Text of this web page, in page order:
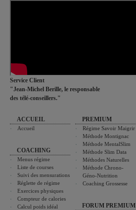
Service Client
"Jean-Michel Berille, le responsable
des télé-conseillers."
ACCUEIL
Accueil
COACHING
Menus régime
Liste de courses
Suivi des mensurations
Réglette de régime
Exercices physiques
Compteur de calories
Calcul poids idéal
PREMIUM
Régime Savoir Maigrir
Méthode Montignac
Méthode MentalSlim
Méthode Slim Data
Méthodes Naturelles
Méthode Chrono-
Géno-Nutrition
Coaching Grossesse
FORUM PREMIUM